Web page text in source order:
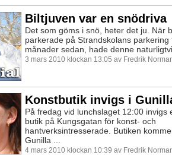
Biltjuven var en snödriva
Det som göms i snö, heter det ju. När
parkerade på Strandskolans parkering
månader sedan, hade denne
3 mars 2010 klockan 13:05 av Fredrik
Konstbutik invigs i
På fredag vid lunchslaget 12:00 invigs
butik på Kungsgatan för konst- och
hantverksintresserade. Butiken
Gunilla ...
4 mars 2010 klockan 10:39 av Fredrik